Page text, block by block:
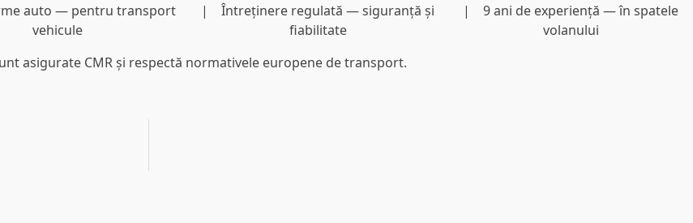
auto — pentru transport
vehicule
Întreținere regulată — siguranță și
fiabilitate
9 ani de experiență — în spatele
volanului
asigurate CMR și respectă normativele europene de transport.